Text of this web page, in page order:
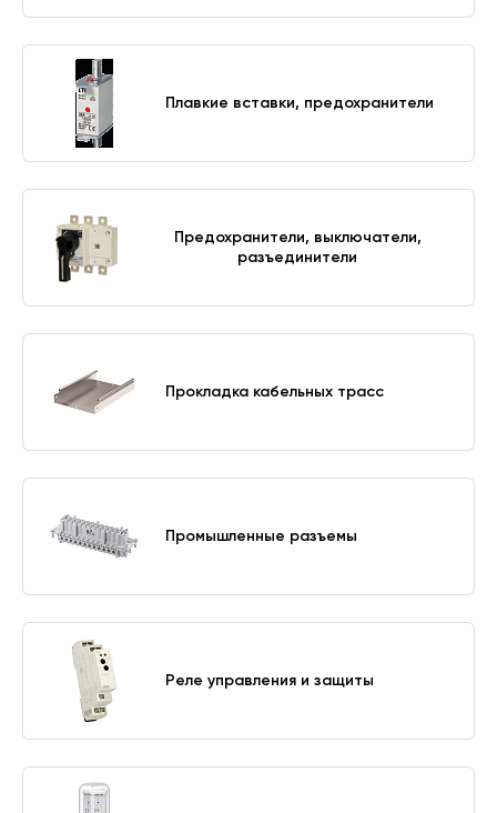
Плавкие вставки, предохранители
Предохранители, выключатели,
разъединители
Прокладка кабельных трасс
Промышленные разъемы
Реле управления и защиты